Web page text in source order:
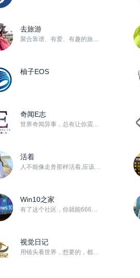
去旅游
聚合靠谱、有爱、有趣的旅游资讯与人群！
柚子EOS
奇闻E志
世界奇闻异事，总有让你震撼的！
活着
人不能像走兽那样活着,应该追求知识和美德
Win10之家
有了这个社区，你就能666的玩转win10
视觉日记
用镜头看世界，想要的，都在115社区！